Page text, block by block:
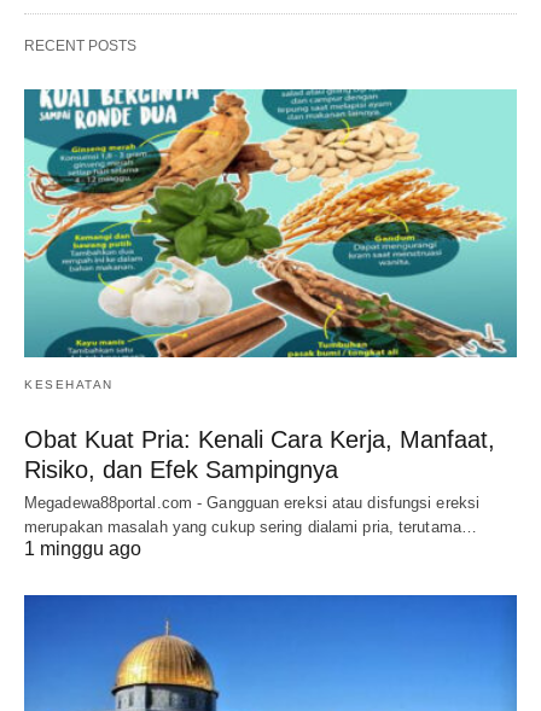
RECENT POSTS
KESEHATAN
Obat Kuat Pria: Kenali Cara Kerja, Manfaat,
Risiko, dan Efek Sampingnya
Megadewa88portal.com - Gangguan ereksi atau disfungsi ereksi
merupakan masalah yang cukup sering dialami pria, terutama…
1 minggu ago